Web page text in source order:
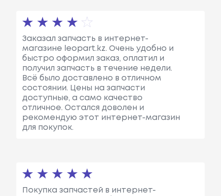
Заказал запчасть в интернет-
магазине leopart.kz. Очень удобно и
быстро оформил заказ, оплатил и
получил запчасть в течение недели.
Всё было доставлено в отличном
состоянии. Цены на запчасти
доступные, а само качество
отличное. Остался доволен и
рекомендую этот интернет-магазин
для покупок.
Покупка запчастей в интернет-